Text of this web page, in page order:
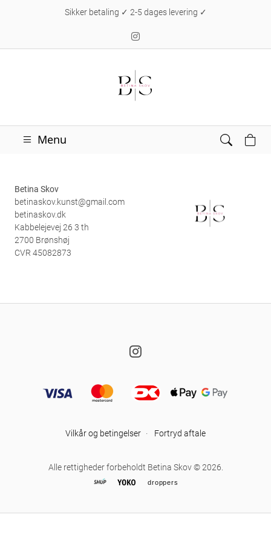
Sikker betaling ✓ 2-5 dages levering ✓
Menu
Betina Skov
betinaskov.kunst@gmail.com
betinaskov.dk
Kabbelejevej 26 3 th
2700 Brønshøj
CVR 45082873
Vilkår og betingelser · Fortryd aftale
Alle rettigheder forbeholdt Betina Skov © 2026.
droppers